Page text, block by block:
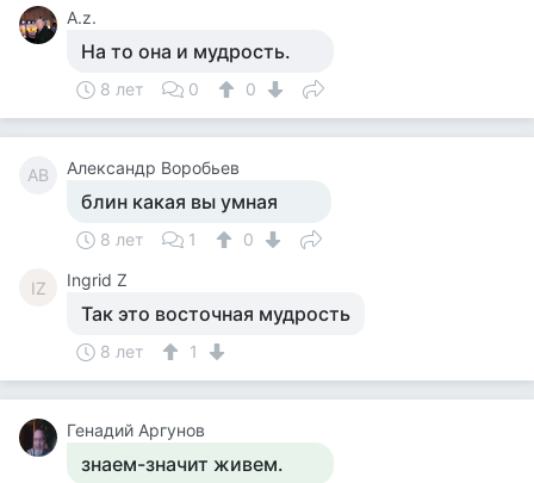
А.z.
На то она и мудрость.
8 лет 0 0
АВ Александр Воробьев
блин какая вы умная
8 лет 1 0
IZ Ingrid Z
Так это восточная мудрость
8 лет 1
Генадий Аргунов
знаем-значит живем.